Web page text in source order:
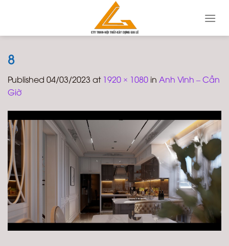
8
Published 04/03/2023 at 1920 × 1080 in Anh Vinh – Cần
Giờ